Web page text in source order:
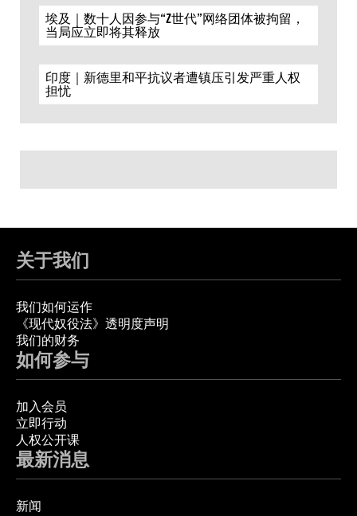
埃及｜数十人因参与“Z世代”网络团体被拘留，
当局应立即将其释放
印度｜新德里和平抗议者遭镇压引发严重人权
担忧
关于我们
我们如何运作
《现代奴役法》透明度声明
我们的财务
如何参与
加入会员
立即行动
人权公开课
最新消息
新闻